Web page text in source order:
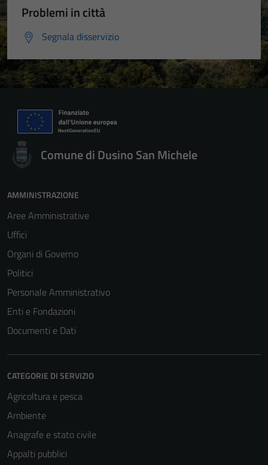
Problemi in città
Segnala disservizio
Comune di Dusino San Michele
AMMINISTRAZIONE
Aree Amministrative
Uffici
Organi di Governo
Politici
Personale Amministrativo
Enti e Fondazioni
Documenti e Dati
CATEGORIE DI SERVIZIO
Agricoltura e pesca
Ambiente
Anagrafe e stato civile
Appalti pubblici